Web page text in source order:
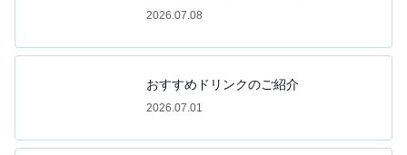
2026.07.08
おすすめドリンクのご紹介
2026.07.01